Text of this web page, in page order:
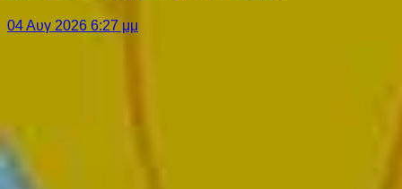
04 Αυγ 2026 6:27 μμ